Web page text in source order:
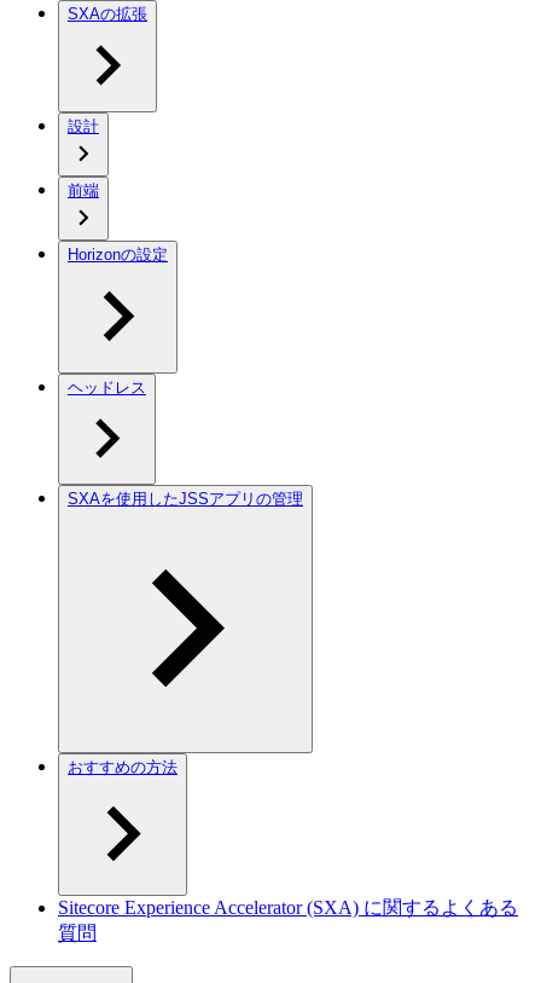
SXAの拡張
設計
前端
Horizonの設定
ヘッドレス
SXAを使用したJSSアプリの管理
おすすめの方法
Sitecore Experience Accelerator (SXA) に関するよくある
質問